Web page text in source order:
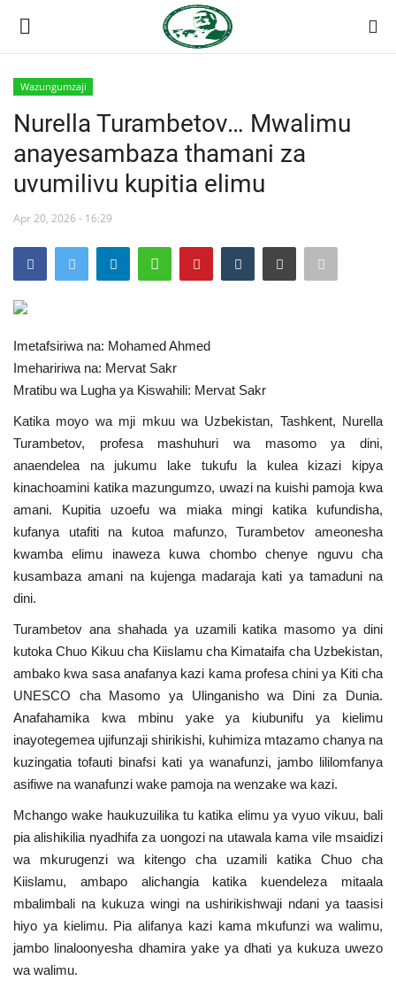
Nyumba
Jukwaa la Nasser la Kimataifa
Wasiliana
Misri
Timu yetu
Urithi wa Nasser
Habari
Harakati ya Nasser kwa Vijana
Udhamini wa Nasser
Kanuni na Masharti ya Udhamini wa
Nasser
Nyaraka na Marejeleo
Waanzilishi
Raia wa ulimwengu mzima
Nyaraka
Nafasi
Washiriki
Video
Wazungumzaji
Nurella Turambetov… Mwalimu
anayesambaza thamani za
uvumilivu kupitia elimu
Apr 20, 2026 - 16:29
Imetafsiriwa na: Mohamed Ahmed
Imehaririwa na: Mervat Sakr
Mratibu wa Lugha ya Kiswahili: Mervat Sakr
Katika moyo wa mji mkuu wa Uzbekistan, Tashkent, Nurella
Turambetov, profesa mashuhuri wa masomo ya dini,
anaendelea na jukumu lake tukufu la kulea kizazi kipya
kinachoamini katika mazungumzo, uwazi na kuishi pamoja kwa
amani. Kupitia uzoefu wa miaka mingi katika kufundisha,
kufanya utafiti na kutoa mafunzo, Turambetov ameonesha
kwamba elimu inaweza kuwa chombo chenye nguvu cha
kusambaza amani na kujenga madaraja kati ya tamaduni na
dini.
Turambetov ana shahada ya uzamili katika masomo ya dini
kutoka Chuo Kikuu cha Kiislamu cha Kimataifa cha Uzbekistan,
ambako kwa sasa anafanya kazi kama profesa chini ya Kiti cha
UNESCO cha Masomo ya Ulinganisho wa Dini za Dunia.
Anafahamika kwa mbinu yake ya kiubunifu ya kielimu
inayotegemea ujifunzaji shirikishi, kuhimiza mtazamo chanya na
kuzingatia tofauti binafsi kati ya wanafunzi, jambo lililomfanya
asifiwe na wanafunzi wake pamoja na wenzake wa kazi.
Mchango wake haukuzuilika tu katika elimu ya vyuo vikuu, bali
pia alishikilia nyadhifa za uongozi na utawala kama vile msaidizi
wa mkurugenzi wa kitengo cha uzamili katika Chuo cha
Kiislamu, ambapo alichangia katika kuendeleza mitaala
mbalimbali na kukuza wingi na ushirikishwaji ndani ya taasisi
hiyo ya kielimu. Pia alifanya kazi kama mkufunzi wa walimu,
jambo linaloonyesha dhamira yake ya dhati ya kukuza uwezo
wa walimu.